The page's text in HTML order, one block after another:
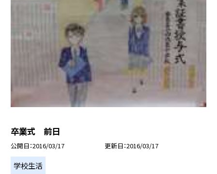
卒業式 前日
公開日 2016/03/17 更新日 2016/03/17
学校生活